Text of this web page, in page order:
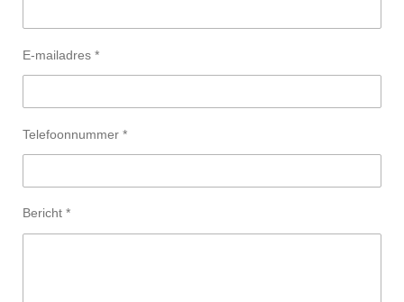
E-mailadres *
Telefoonnummer *
Bericht *